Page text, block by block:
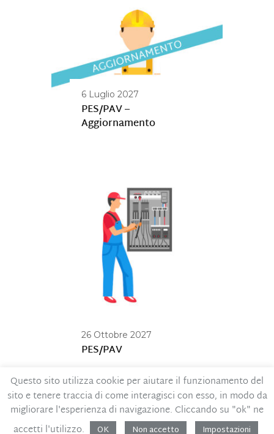
6 Luglio 2027
PES/PAV –
Aggiornamento
26 Ottobre 2027
PES/PAV
Contatti
Privacy Policy
Codice Etico
MOG – Parte generale
Whistleblowing
Questo sito utilizza cookie per aiutare il funzionamento del
sito e tenere traccia di come interagisci con esso, in modo da
migliorare l'esperienza di navigazione. Cliccando su "ok" ne
accetti l'utilizzo.
OK Non accetto Impostazioni